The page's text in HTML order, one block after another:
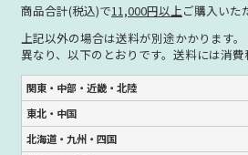
商品合計(税込)で11,000円以上ご購入いた
上記以外の場合は送料が別途かかります
異なり、以下のとおりです。送料には消費
関東・中部・近畿・北陸
東北・中国
北海道・九州・四国